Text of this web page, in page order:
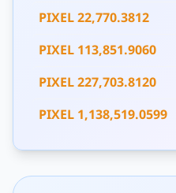
22,770.3812 PIXEL
113,851.9060 PIXEL
227,703.8120 PIXEL
1,138,519.0599 PIXEL